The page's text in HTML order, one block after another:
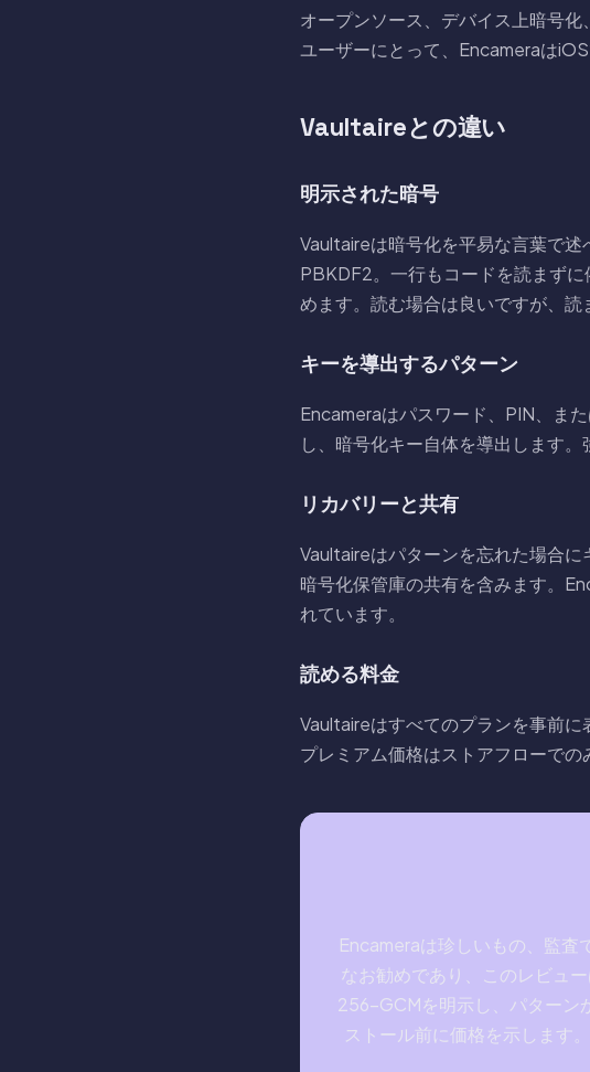
オープンソース、デバイス上暗号
ユーザーにとって、Encameraは
Vaultaireとの違い
明示された暗号
Vaultaireは暗号化を平易な言葉で
PBKDF2。一行もコードを読まず
めます。読む場合は良いですが、読
キーを導出するパターン
Encameraはパスワード、PIN、ま
し、暗号化キー自体を導出します
リカバリーと共有
Vaultaireはパターンを忘れた場合
暗号化保管庫の共有を含みます。
れています。
読める料金
Vaultaireはすべてのプランを事前
プレミアム価格はストアフローでの
Encameraは珍しいもの、監査
なお勧めであり、このレビュ
256-GCMを明示し、パターン
ストール前に価格を示します